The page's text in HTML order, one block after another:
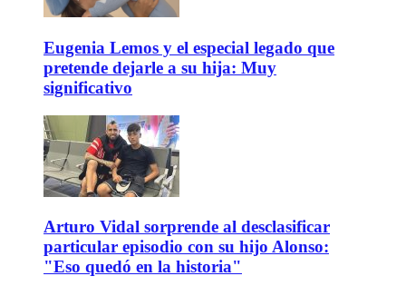
Eugenia Lemos y el especial legado que
pretende dejarle a su hija: Muy
significativo
Arturo Vidal sorprende al desclasificar
particular episodio con su hijo Alonso:
"Eso quedó en la historia"